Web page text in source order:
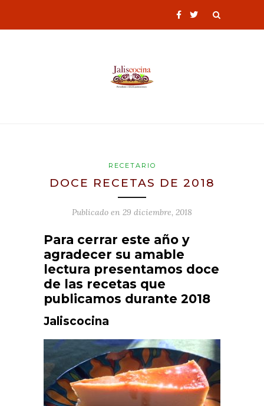
RECETARIO
DOCE RECETAS DE 2018
Publicado en 29 diciembre, 2018
Para cerrar este año y
agradecer su amable
lectura presentamos doce
de las recetas que
publicamos durante 2018
Jaliscocina